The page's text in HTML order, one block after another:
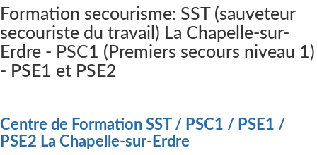
Formation secourisme: SST (sauveteur
secouriste du travail) La Chapelle-sur-
Erdre - PSC1 (Premiers secours niveau 1)
- PSE1 et PSE2
Centre de Formation SST / PSC1 / PSE1 /
PSE2 La Chapelle-sur-Erdre